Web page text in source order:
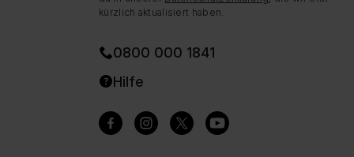
kürzlich aktualisiert haben.
0800 000 1841
Hilfe